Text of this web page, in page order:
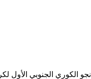
الكوري الجنوبي